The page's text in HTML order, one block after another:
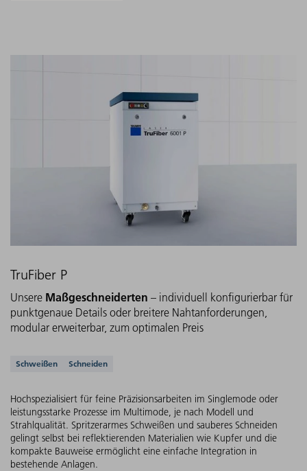
TruFiber P
Unsere Maßgeschneiderten – individuell konfigurierbar für
punktgenaue Details oder breitere Nahtanforderungen,
modular erweiterbar, zum optimalen Preis
Unterstützte Anwendungen
Schweißen Schneiden
Hochspezialisiert für feine Präzisionsarbeiten im Singlemode oder
leistungsstarke Prozesse im Multimode, je nach Modell und
Strahlqualität. Spritzerarmes Schweißen und sauberes Schneiden
gelingt selbst bei reflektierenden Materialien wie Kupfer und die
kompakte Bauweise ermöglicht eine einfache Integration in
bestehende Anlagen.